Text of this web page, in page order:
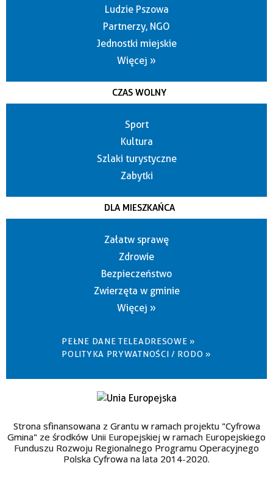
Ludzie Pszowa
Partnerzy, NGO
Jednostki miejskie
Więcej »
CZAS WOLNY
Sport
Kultura
Szlaki turystyczne
Zabytki
DLA MIESZKAŃCA
Załatw sprawę
Zdrowie
Bezpieczeństwo
Zwierzęta w gminie
Więcej »
PEŁNE DANE TELEADRESOWE »
POLITYKA PRYWATNOŚCI / RODO »
Strona sfinansowana z Grantu w ramach projektu "Cyfrowa
Gmina" ze środków Unii Europejskiej w ramach Europejskiego
Funduszu Rozwoju Regionalnego Programu Operacyjnego
Polska Cyfrowa na lata 2014-2020.